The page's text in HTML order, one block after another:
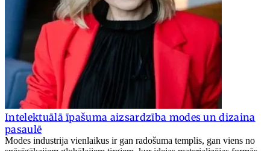
Intelektuālā īpašuma aizsardzība modes un dizaina
pasaulē
Modes industrija vienlaikus ir gan radošuma templis, gan viens no